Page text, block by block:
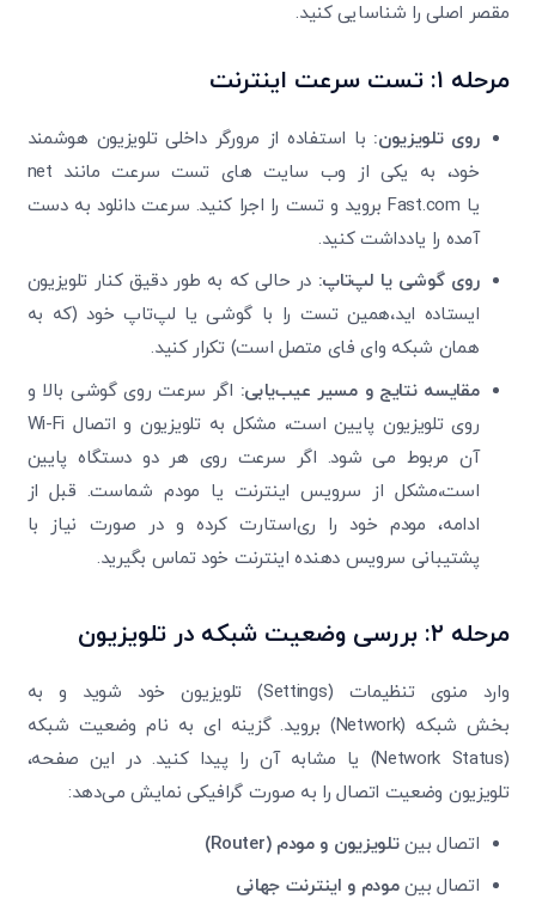
مقصر اصلی را شناسایی کنید.
مرحله ۱: تست سرعت اینترنت
روی تلویزیون: با استفاده از مرورگر داخلی تلویزیون هوشمند
خود، به یکی از وب ‌سایت ‌های تست سرعت مانند net
یا Fast.com
بروید و تست را اجرا کنید. سرعت دانلود به‌ دست‌
آمده را یادداشت کنید.
روی گوشی یا لپ‌تاپ: در حالی که به طور دقیق کنار تلویزیون
ایستاده ‌اید،همین تست را با گوشی یا لپ‌تاپ خود (که به
همان شبکه وای ‌فای متصل است) تکرار کنید.
مقایسه نتایج و مسیر عیب‌یابی: اگر سرعت روی گوشی بالا و
روی تلویزیون پایین است، مشکل به تلویزیون و اتصال Wi-Fi
آن مربوط می ‌شود. اگر سرعت روی هر دو دستگاه پایین
است،مشکل از سرویس اینترنت یا مودم شماست. قبل از
ادامه، مودم خود را ری‌استارت کرده و در صورت نیاز با
پشتیبانی سرویس‌ دهنده اینترنت خود تماس بگیرید.
مرحله ۲: بررسی وضعیت شبکه در تلویزیون
وارد منوی تنظیمات (Settings) تلویزیون خود شوید و به
بخش شبکه (Network) بروید. گزینه‌ ای به نام وضعیت شبکه
(Network Status) یا مشابه آن را پیدا کنید. در این صفحه،
تلویزیون وضعیت اتصال را به صورت گرافیکی نمایش می‌دهد:
اتصال بینتلویزیون و مودم(Router)
اتصال بینمودم و اینترنت جهانی